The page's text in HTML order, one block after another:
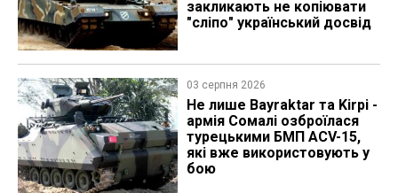
закликають не копіювати
"сліпо" український досвід
03 серпня 2026
Не лише Bayraktar та Kirpi -
армія Сомалі озброїлася
турецькими БМП ACV-15,
які вже використовують у
бою